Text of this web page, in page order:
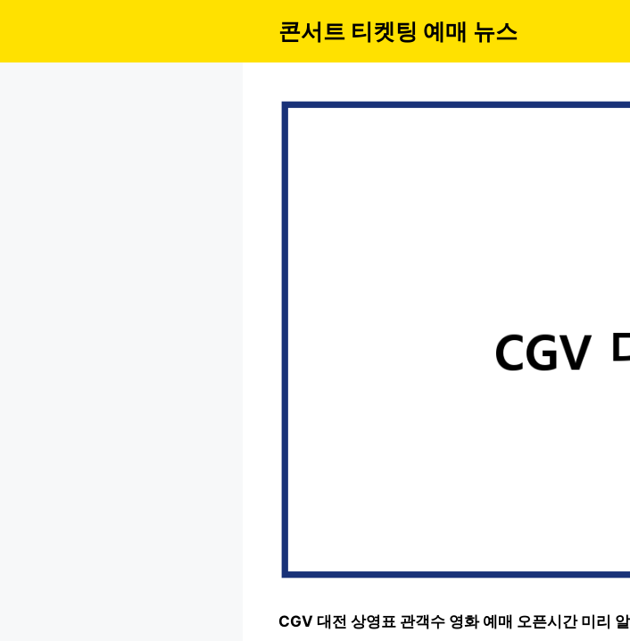
콘서트 티켓팅 예매 뉴스
CGV 대전 상영표 관객수 영화 예매 오픈시간 미리